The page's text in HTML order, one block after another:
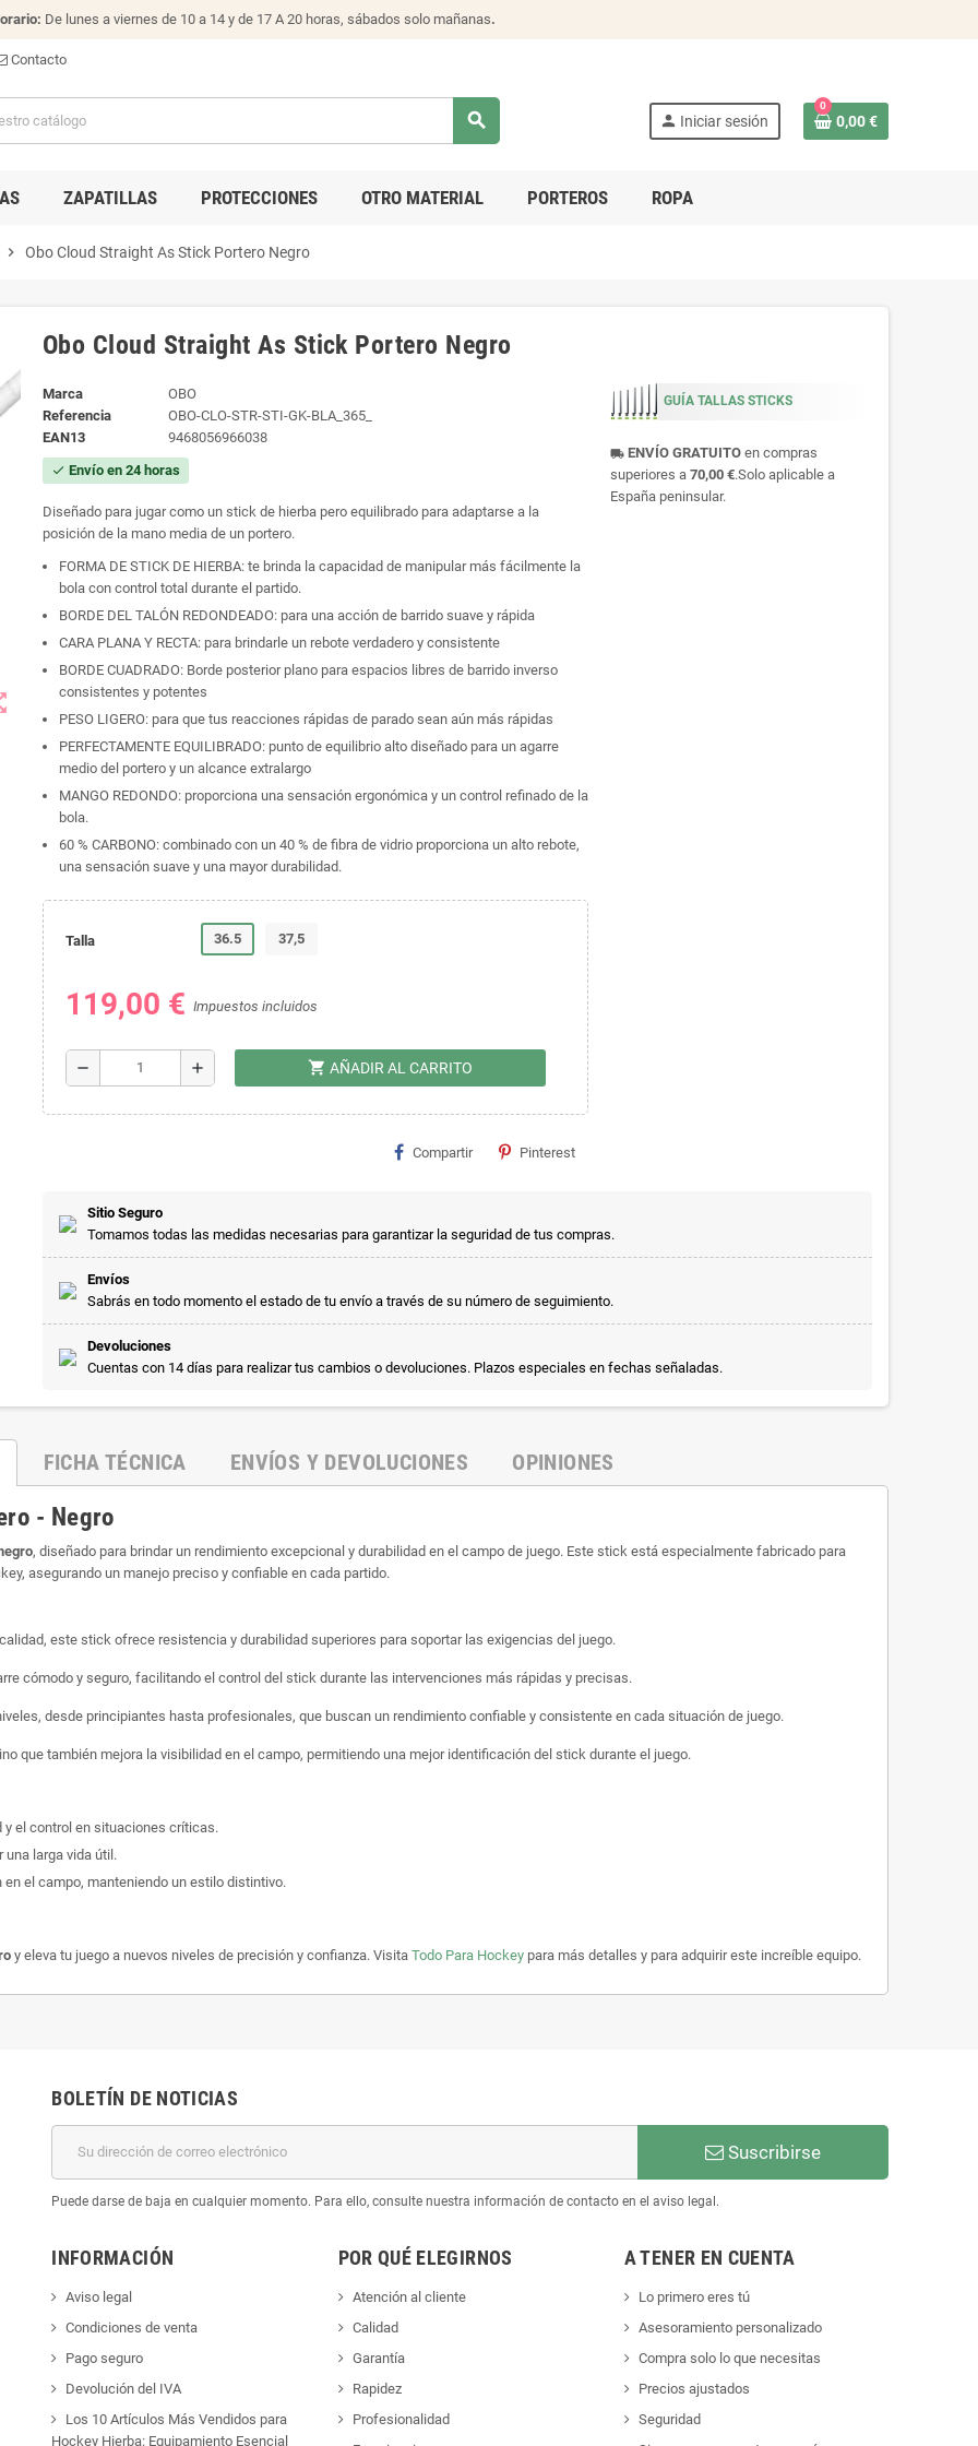
De lunes a viernes de 10 a 14 y de 17 A 20 horas, sábados solo mañanas.
Contacto
search person Iniciar sesión
0
0,00 €
ZAPATILLAS PROTECCIONES OTRO MATERIAL PORTEROS ROPA
chevron_right Obo Cloud Straight As Stick Portero Negro
Obo Cloud Straight As Stick Portero Negro
Marca
OBO
Referencia
OBO-CLO-STR-STI-GK-BLA_365_
EAN13
9468056966038
check Envío en 24 horas
Diseñado para jugar como un stick de hierba pero equilibrado para adaptarse a la
posición de la mano media de un portero.
FORMA DE STICK DE HIERBA: te brinda la capacidad de manipular más fácilmente la
bola con control total durante el partido.
BORDE DEL TALÓN REDONDEADO: para una acción de barrido suave y rápida
CARA PLANA Y RECTA: para brindarle un rebote verdadero y consistente
BORDE CUADRADO: Borde posterior plano para espacios libres de barrido inverso
consistentes y potentes
PESO LIGERO: para que tus reacciones rápidas de parado sean aún más rápidas
PERFECTAMENTE EQUILIBRADO: punto de equilibrio alto diseñado para un agarre
medio del portero y un alcance extralargo
MANGO REDONDO: proporciona una sensación ergonómica y un control refinado de la
bola.
60 % CARBONO: combinado con un 40 % de fibra de vidrio proporciona un alto rebote,
una sensación suave y una mayor durabilidad.
Talla 36.5 37,5
119,00 € Impuestos incluidos
remove add shopping_cart AÑADIR AL CARRITO
Compartir Pinterest
GUÍA TALLAS STICKS
local_shipping ENVÍO GRATUITOen compras
superiores a 70,00 €.Solo aplicable a
España peninsular.
Sitio Seguro
Tomamos todas las medidas necesarias para garantizar la seguridad de tus compras.
Envíos
Sabrás en todo momento el estado de tu envío a través de su número de seguimiento.
Devoluciones
Cuentas con 14 días para realizar tus cambios o devoluciones. Plazos especiales en fechas señaladas.
FICHA TÉCNICA ENVÍOS Y DEVOLUCIONES OPINIONES
- Negro
, diseñado para brindar un rendimiento excepcional y durabilidad en el campo de juego. Este stick está especialmente fabricado para
asegurando un manejo preciso y confiable en cada partido.
este stick ofrece resistencia y durabilidad superiores para soportar las exigencias del juego.
cómodo y seguro, facilitando el control del stick durante las intervenciones más rápidas y precisas.
desde principiantes hasta profesionales, que buscan un rendimiento confiable y consistente en cada situación de juego.
que también mejora la visibilidad en el campo, permitiendo una mejor identificación del stick durante el juego.
y el control en situaciones críticas.
una larga vida útil.
el campo, manteniendo un estilo distintivo.
y eleva tu juego a nuevos niveles de precisión y confianza. Visita Todo Para Hockey para más detalles y para adquirir este increíble equipo.
BOLETÍN DE NOTICIAS
Suscribirse
Puede darse de baja en cualquier momento. Para ello, consulte nuestra información de contacto en el aviso legal.
INFORMACIÓN
Aviso legal
Condiciones de venta
Pago seguro
Devolución del IVA
Los 10 Artículos Más Vendidos para
Hockey Hierba: Equipamiento Esencial
POR QUÉ ELEGIRNOS
Atención al cliente
Calidad
Garantía
Rapidez
Profesionalidad
A TENER EN CUENTA
Lo primero eres tú
Asesoramiento personalizado
Compra solo lo que necesitas
Precios ajustados
Seguridad